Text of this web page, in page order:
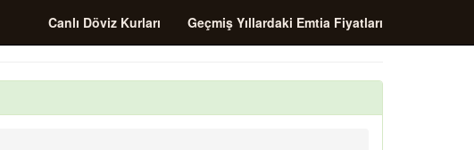
Canlı Döviz Kurları Geçmiş Yıllardaki Emtia Fiyatları